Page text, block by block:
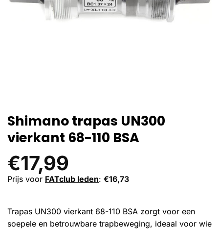
Shimano trapas UN300
vierkant 68-110 BSA
€17,99
Prijs voor FATclub leden: €16,73
Trapas UN300 vierkant 68-110 BSA zorgt voor een
soepele en betrouwbare trapbeweging, ideaal voor wie